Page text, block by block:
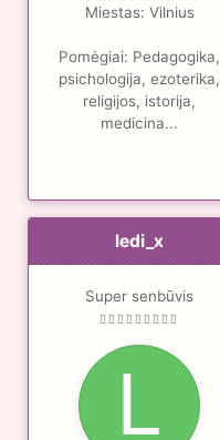
Miestas: Vilnius
Pomėgiai: Pedagogika,
psichologija, ezoterika,
religijos, istorija,
medicina...
ledi_x
Super senbūvis